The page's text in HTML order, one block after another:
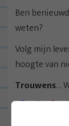
Ben
weten?
Volg mijn
hoogte van
Trouwens…